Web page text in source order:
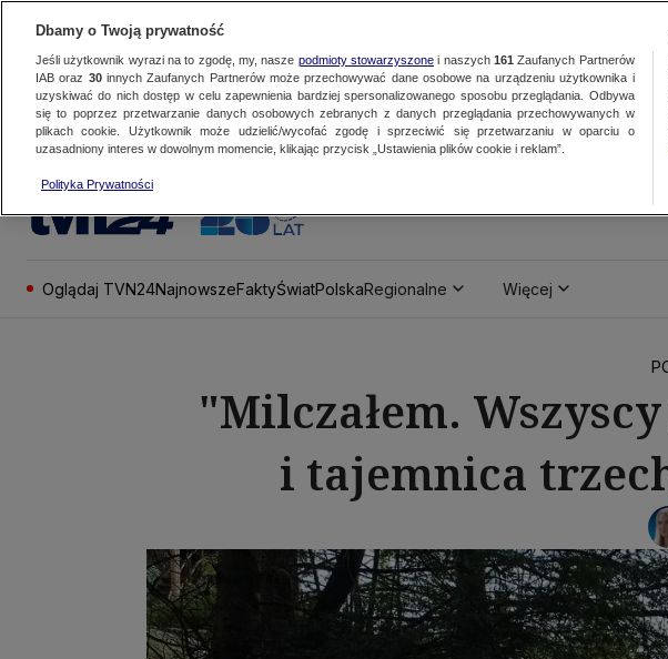
Oglądaj TVN24NajnowszeFaktyŚwiatPolskaRegionalne Więcej
"Milczałem.
i tajemnica
Dbamy o Twoją prywatność
Jeśli użytkownik wyrazi na to zgodę, my, nasze podmioty stowarzyszonei naszych 161 Zaufanych Partnerów
IAB oraz 30innych Zaufanych Partnerów może przechowywać dane osobowe na urządzeniu użytkownika i
uzyskiwać do nich dostęp w celu zapewnienia bardziej spersonalizowanego sposobu przeglądania. Odbywa
się to poprzez przetwarzanie danych osobowych zebranych z danych przeglądania przechowywanych w
plikach cookie. Użytkownik może udzielić/wycofać zgodę i sprzeciwić się przetwarzaniu w oparciu o
uzasadniony interes w dowolnym momencie, klikając przycisk „Ustawienia plików cookie i reklam”.
Polityka Prywatności